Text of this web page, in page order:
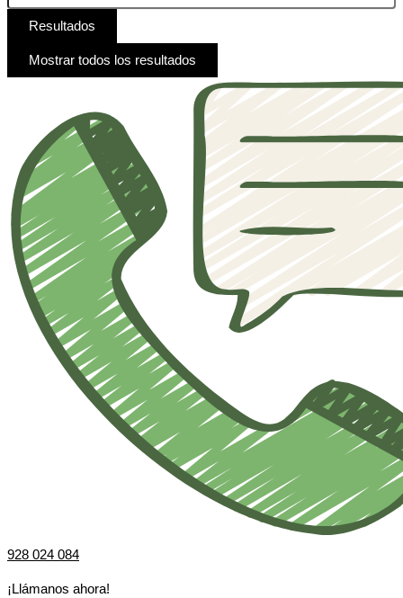
Resultados
Mostrar todos los resultados
928 024 084
¡Llámanos ahora!